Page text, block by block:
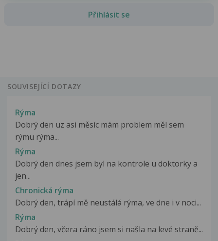
Přihlásit se
SOUVISEJÍCÍ DOTAZY
Rýma
Dobrý den uz asi měsíc mám problem měl sem
rýmu rýma...
Rýma
Dobrý den dnes jsem byl na kontrole u doktorky a
jen...
Chronická rýma
Dobrý den, trápí mě neustálá rýma, ve dne i v noci...
Rýma
Dobrý den, včera ráno jsem si našla na levé straně...